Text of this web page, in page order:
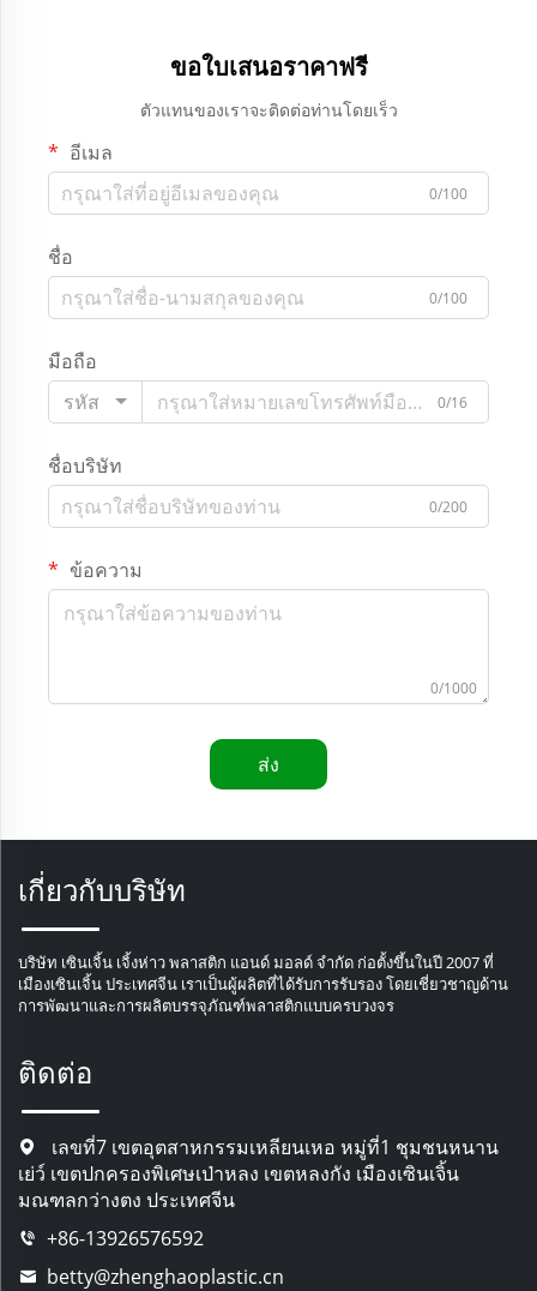
ขอใบเสนอราคาฟรี
ตัวแทนของเราจะติดต่อท่านโดยเร็ว
อีเมล
0/100
ชื่อ
0/100
มือถือ
รหัส
0/16
ชื่อบริษัท
0/200
ข้อความ
0/1000
ส่ง
เกี่ยวกับบริษัท
บริษัท เซินเจิ้น เจิ้งห่าว พลาสติก แอนด์ มอลด์ จำกัด ก่อตั้งขึ้นในปี 2007 ที่
เมืองเซินเจิ้น ประเทศจีน เราเป็นผู้ผลิตที่ได้รับการรับรอง โดยเชี่ยวชาญด้าน
การพัฒนาและการผลิตบรรจุภัณฑ์พลาสติกแบบครบวงจร
ติดต่อ
เลขที่7 เขตอุตสาหกรรมเหลียนเหอ หมู่ที่1 ชุมชนหนาน
เย่ว์ เขตปกครองพิเศษเป่าหลง เขตหลงกัง เมืองเซินเจิ้น
มณฑลกว่างตง ประเทศจีน
+86-13926576592
betty@zhenghaoplastic.cn